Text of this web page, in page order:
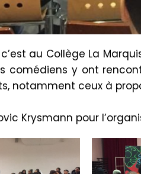
au Collège La
comédiens y ont
notamment ceux à
Krysmann pour